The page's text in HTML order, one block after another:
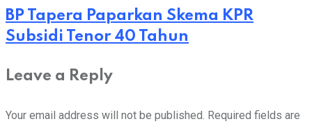
BP Tapera Paparkan Skema KPR
Subsidi Tenor 40 Tahun
Leave a Reply
Your email address will not be published. Required fields are